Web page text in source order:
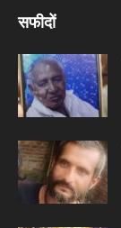
सफीदों